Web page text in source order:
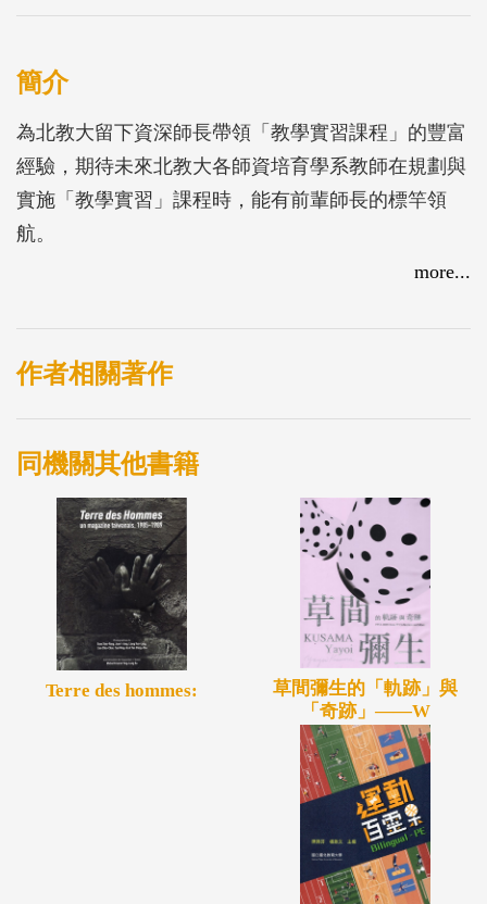
簡介
為北教大留下資深師長帶領「教學實習課程」的豐富
經驗，期待未來北教大各師資培育學系教師在規劃與
實施「教學實習」課程時，能有前輩師長的標竿領
航。
more...
作者相關著作
同機關其他書籍
Terre des hommes:
草間彌生的「軌跡」與
「奇跡」——W